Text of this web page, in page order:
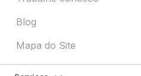
Blog
Mapa do Site